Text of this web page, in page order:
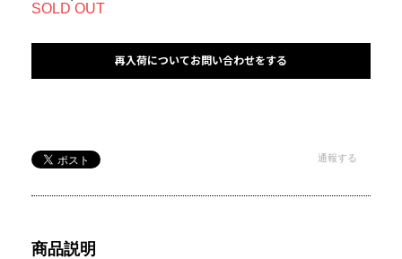
SOLD OUT
再入荷についてお問い合わせをする
通報する
商品説明